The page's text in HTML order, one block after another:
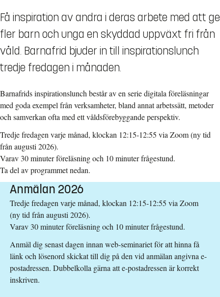
Få inspiration av andra i deras arbete med att ge
fler barn och unga en skyddad uppväxt fri från
våld. Barnafrid bjuder in till inspirationslunch
tredje fredagen i månaden.
Barnafrids inspirationslunch består av en serie digitala föreläsningar
med goda exempel från verksamheter, bland annat arbetssätt, metoder
och samverkan ofta med ett våldsförebyggande perspektiv.
Tredje fredagen varje månad, klockan 12:15-12:55 via Zoom (ny tid
från augusti 2026).
Varav 30 minuter föreläsning och 10 minuter frågestund.
Ta del av programmet nedan.
Anmälan 2026
Tredje fredagen varje månad, klockan 12:15-12:55 via Zoom
(ny tid från augusti 2026).
Varav 30 minuter föreläsning och 10 minuter frågestund.
Anmäl dig senast dagen innan web-seminariet för att hinna få
länk och lösenord skickat till dig på den vid anmälan angivna e-
postadressen. Dubbelkolla gärna att e-postadressen är korrekt
inskriven.